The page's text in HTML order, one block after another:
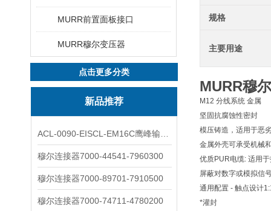
MURR前置面板接口
MURR穆尔变压器
点击更多分类
新品推荐
穆尔连接器7000-44541-7960300
穆尔连接器7000-89701-7910500
穆尔连接器7000-74711-4780200
规格
主要用途
MURR穆
M12 分线系统 金属
坚固抗腐蚀性密封
模压铸造，适用于恶
金属外壳可承受机械
优质PUR电缆: 适用
屏蔽对数字或模拟
通用配置 - 触点设计1:1
*灌封